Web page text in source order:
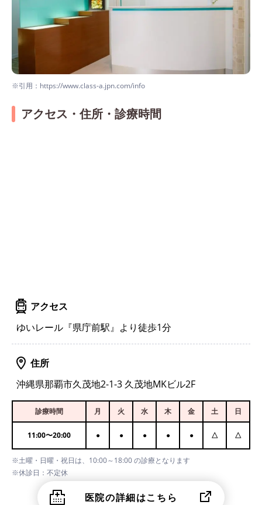
※引用：https://www.class-a.jpn.com/info
アクセス・住所・診療時間
アクセス
ゆいレール『県庁前駅』より徒歩1分
住所
沖縄県那覇市久茂地2-1-3 久茂地MKビル2F
診療時間 月 火 水 木 金 土 日
11:00〜20:00 ● ● ● ● ● △ △
※土曜・日曜・祝日は、10:00～18:00 の診療となります
※休診日：不定休
医院の詳細はこちら